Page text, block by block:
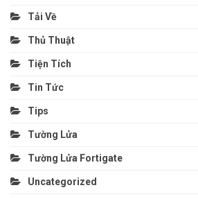
Tải Về
Thủ Thuật
Tiện Tích
Tin Tức
Tips
Tường Lửa
Tường Lửa Fortigate
Uncategorized